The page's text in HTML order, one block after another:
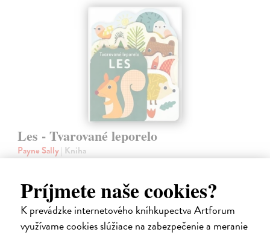
Príjmete naše cookies?
K prevádzke internetového kníhkupectva Artforum
využívame cookies slúžiace na zabezpečenie a meranie
Les - Tvarované leporelo
Payne Sally| Kniha
Táto knižka s veselými obrázkami a rôzne tvarovanými stránkami
Do 4 dní
7,66 €
7,90 € ?